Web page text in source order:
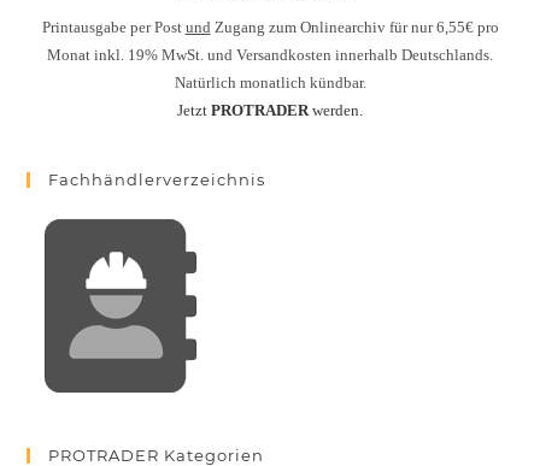
Printausgabe per Post und Zugang zum Onlinearchiv für nur 6,55€ pro
Monat inkl. 19% MwSt. und Versandkosten innerhalb Deutschlands.
Natürlich monatlich kündbar.
Jetzt PROTRADER werden.
Fachhändlerverzeichnis
PROTRADER Kategorien